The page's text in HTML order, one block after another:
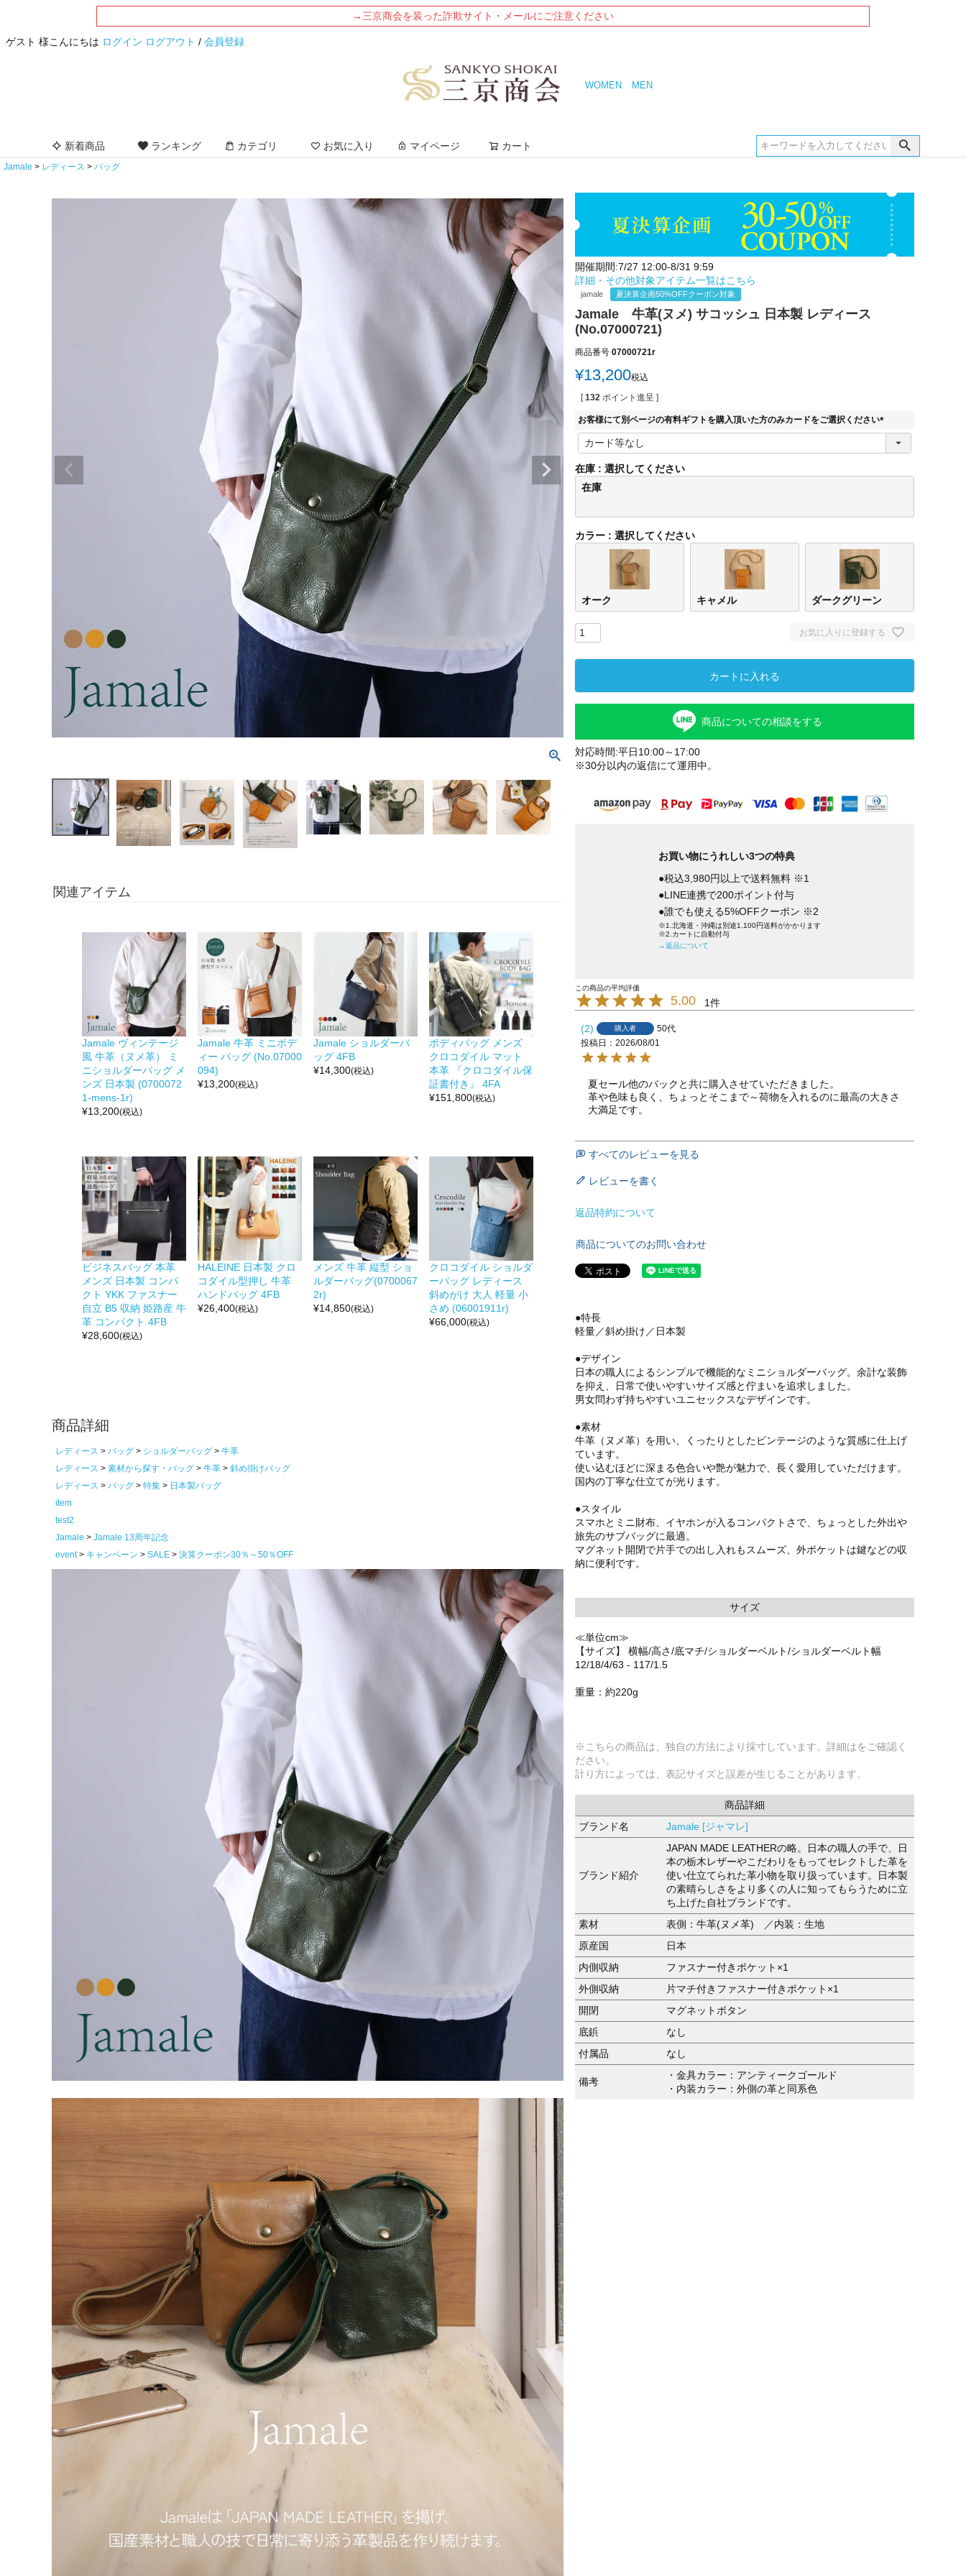
→三京商会を装った詐欺サイト・メールにご注意ください
ゲスト 様こんにちは ログイン ログアウト / 会員登録
WOMEN MEN
新着商品 ランキング カテゴリ お気に入り マイページ カート
Jamale レディース バッグ
関連アイテム
Jamale ヴィンテージ
風 牛革（ヌメ革） ミ
ニショルダーバッグ メ
ンズ 日本製 (0700072
1-mens-1r)
¥13,200(税込)
Jamale 牛革 ミニボデ
ィー バッグ (No.07000
094)
¥13,200(税込)
Jamale ショルダーバ
ッグ 4FB
¥14,300(税込)
ボディバッグ メンズ
クロコダイル マット
本革 『クロコダイル保
証書付き』 4FA
¥151,800(税込)
ビジネスバッグ 本革
メンズ 日本製 コンパ
クト YKK ファスナー
自立 B5 収納 姫路産 牛
革 コンパクト 4FB
¥28,600(税込)
HALEINE 日本製 クロ
コダイル型押し 牛革
ハンドバッグ 4FB
¥26,400(税込)
メンズ 牛革 縦型 ショ
ルダーバッグ(0700067
2r)
¥14,850(税込)
クロコダイル ショルダ
ーバッグ レディース
斜めがけ 大人 軽量 小
さめ (06001911r)
¥66,000(税込)
商品詳細
レディース バッグ ショルダーバッグ
牛革
レディース
素材から探す・バッグ 牛革
斜め掛けバッグ
レディース
バッグ 特集
日本製バッグ
item
test2
Jamale
Jamale 13周年記念
event
キャンペーン SALE 決算クーポン30％～50％OFF
開催期間:7/27 12:00-8/31 9:59
詳細・その他対象アイテム一覧はこちら
jamale 夏決算企画50%OFFクーポン対象
Jamale 牛革(ヌメ) サコッシュ 日本製 レディース
(No.07000721)
商品番号 07000721r
¥13,200税込
[ 132 ポイント進呈 ]
お客様にて別ページの有料ギフトを購入頂いた方のみカードをご選択ください
(
)
在庫
選択してください
在庫
カラー 選択してください
オーク キャメル ダークグリーン
お気に入りに登録する
カートに入れる
商品についての相談をする
対応時間:平日10:00～17:00
※30分以内の返信にて運用中。
お買い物にうれしい3つの特典
●税込3,980円以上で送料無料 ※1
●LINE連携で200ポイント付与
●誰でも使える5%OFFクーポン ※2
※1.北海道・沖縄は別途1,100円送料がかかります
※2.カートに自動付与
→返品について
5.00 1
2 購入者
50代
投稿日
2026/08/01
夏セール他のバックと共に購入させていただきました。
革や色味も良く、ちょっとそこまで～荷物を入れるのに最高の大きさ
大満足です。
すべてのレビューを見る
レビューを書く
返品特約について
商品についてのお問い合わせ
●特長
軽量／斜め掛け／日本製
●デザイン
日本の職人によるシンプルで機能的なミニショルダーバッグ。余計な装飾
を抑え、日常で使いやすいサイズ感と佇まいを追求しました。
男女問わず持ちやすいユニセックスなデザインです。
●素材
牛革（ヌメ革）を用い、くったりとしたビンテージのような質感に仕上げ
ています。
使い込むほどに深まる色合いや艶が魅力で、長く愛用していただけます。
国内の丁寧な仕立てが光ります。
●スタイル
スマホとミニ財布、イヤホンが入るコンパクトさで、ちょっとした外出や
旅先のサブバッグに最適。
マグネット開閉で片手での出し入れもスムーズ、外ポケットは鍵などの収
納に便利です。
サイズ
≪単位cm≫
【サイズ】 横幅/高さ/底マチ/ショルダーベルト/ショルダーベルト幅
12/18/4/63 - 117/1.5
重量：約220g
※こちらの商品は、独自の方法により採寸しています。詳細はをご確認く
ださい。
計り方によっては、表記サイズと誤差が生じることがあります。
商品詳細
ブランド名
Jamale [ジャマレ]
ブランド紹介
JAPAN MADE LEATHERの略。日本の職人の手で、日
本の栃木レザーやこだわりをもってセレクトした革を
使い仕立てられた革小物を取り扱っています。日本製
の素晴らしさをより多くの人に知ってもらうために立
ち上げた自社ブランドです。
素材
表側：牛革(ヌメ革) ／内装：生地
原産国
日本
内側収納
ファスナー付きポケット×1
外側収納
片マチ付きファスナー付きポケット×1
開閉
マグネットボタン
底鋲
なし
付属品
なし
備考
・金具カラー：アンティークゴールド
・内装カラー：外側の革と同系色